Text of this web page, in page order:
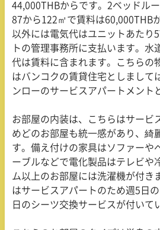
44,000THBからです。2ベッドル
87から122㎡で賃料は60,000THB
以外には電気代はユニットあたり
トの管理事務所に支払います。水
代は賃料に含まれます。こちらの
はバンコクの賃貸住宅としまして
ンローのサービスアパートメント
お部屋の内装は、こちらはサービ
めどのお部屋も統一感があり、綺
す。備え付けの家具はソファーや
ーブルなどで電化製品はテレビや
ム以上のお部屋には洗濯機が付き
はサービスアパートのため週5日
日のシーツ交換サービスが付いて